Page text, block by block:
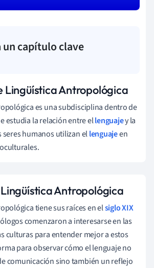
un capítulo clave
Lingüística Antropológica
es una subdisciplina dentro de
estudia la relación entre ellenguajey la
seres humanos utilizan ellenguajeen
Antropológica
tiene sus raíces en elsiglo XIX
comenzaron a interesarse en las
culturas para entender mejor a estos
para observar cómo el lenguaje no
comunicación sino también un reflejo